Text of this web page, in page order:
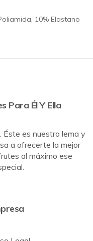
10% Elastano
Para Él Y Ella
Éste es nuestro lema y
a ofrecerte la mejor
al máximo ese